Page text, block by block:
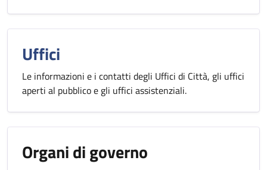
Uffici
Le informazioni e i contatti degli Uffici di Città, gli uffici
aperti al pubblico e gli uffici assistenziali.
Organi di governo